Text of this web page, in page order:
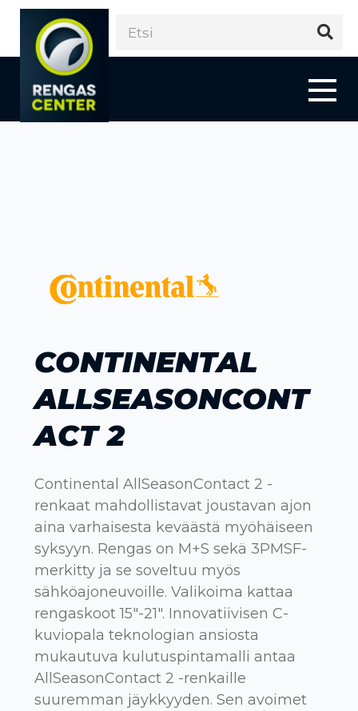
CONTINENTAL
ALLSEASONCONT
ACT 2
Continental AllSeasonContact 2 -
renkaat mahdollistavat joustavan ajon
aina varhaisesta keväästä myöhäiseen
syksyyn. Rengas on M+S sekä 3PMSF-
merkitty ja se soveltuu myös
sähköajoneuvoille. Valikoima kattaa
rengaskoot 15"-21". Innovatiivisen C-
kuviopala teknologian ansiosta
mukautuva kulutuspintamalli antaa
AllSeasonContact 2 -renkaille
suuremman jäykkyyden. Sen avoimet